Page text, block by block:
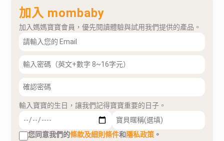
加入 mombaby
加入媽媽寶寶會員，優先閱讀體驗與試用我們提供的產品。
輸入寶寶的生日，讓我們記得寶寶重要的日子。
您同意我們的條款及細則條件和隱私政策 。